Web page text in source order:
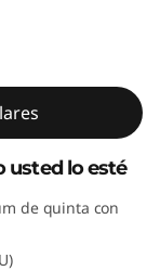
usted lo esté
de quinta con